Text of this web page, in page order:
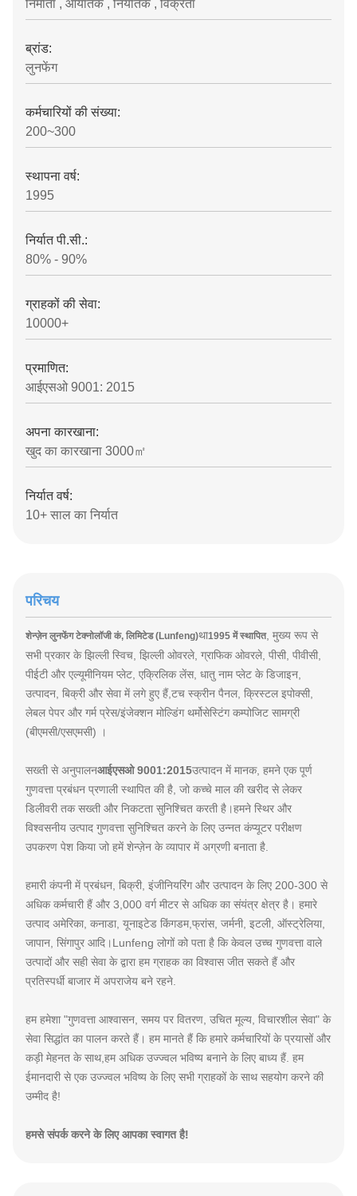
निर्माता , आयातक , निर्यातक , विक्रेता
ब्रांड:
लुनफेंग
कर्मचारियों की संख्या:
200~300
स्थापना वर्ष:
1995
निर्यात पी.सी.:
80% - 90%
ग्राहकों की सेवा:
10000+
प्रमाणित:
आईएसओ 9001: 2015
अपना कारखाना:
खुद का कारखाना 3000㎡
निर्यात वर्ष:
10+ साल का निर्यात
परिचय
शेन्ज़ेन लुनफेंग टेक्नोलॉजी कं, लिमिटेड (Lunfeng)था1995 में स्थापित, मुख्य रूप से
सभी प्रकार के झिल्ली स्विच, झिल्ली ओवरले, ग्राफिक ओवरले, पीसी, पीवीसी,
पीईटी और एल्यूमीनियम प्लेट, एक्रिलिक लेंस, धातु नाम प्लेट के डिजाइन,
उत्पादन, बिक्री और सेवा में लगे हुए हैं,टच स्क्रीन पैनल, क्रिस्टल इपोक्सी,
लेबल पेपर और गर्म प्रेस/इंजेक्शन मोल्डिंग थर्मोसेस्टिंग कम्पोजिट सामग्री
(बीएमसी/एसएमसी) ।
सख्ती से अनुपालनआईएसओ 9001:2015उत्पादन में मानक, हमने एक पूर्ण
गुणवत्ता प्रबंधन प्रणाली स्थापित की है, जो कच्चे माल की खरीद से लेकर
डिलीवरी तक सख्ती और निकटता सुनिश्चित करती है।हमने स्थिर और
विश्वसनीय उत्पाद गुणवत्ता सुनिश्चित करने के लिए उन्नत कंप्यूटर परीक्षण
उपकरण पेश किया जो हमें शेन्ज़ेन के व्यापार में अग्रणी बनाता है.
हमारी कंपनी में प्रबंधन, बिक्री, इंजीनियरिंग और उत्पादन के लिए 200-300 से
अधिक कर्मचारी हैं और 3,000 वर्ग मीटर से अधिक का संयंत्र क्षेत्र है। हमारे
उत्पाद अमेरिका, कनाडा, यूनाइटेड किंगडम,फ्रांस, जर्मनी, इटली, ऑस्ट्रेलिया,
जापान, सिंगापुर आदि।Lunfeng लोगों को पता है कि केवल उच्च गुणवत्ता वाले
उत्पादों और सही सेवा के द्वारा हम ग्राहक का विश्वास जीत सकते हैं और
प्रतिस्पर्धी बाजार में अपराजेय बने रहने.
हम हमेशा "गुणवत्ता आश्वासन, समय पर वितरण, उचित मूल्य, विचारशील सेवा" के
सेवा सिद्धांत का पालन करते हैं। हम मानते हैं कि हमारे कर्मचारियों के प्रयासों और
कड़ी मेहनत के साथ,हम अधिक उज्ज्वल भविष्य बनाने के लिए बाध्य हैं. हम
ईमानदारी से एक उज्ज्वल भविष्य के लिए सभी ग्राहकों के साथ सहयोग करने की
उम्मीद है!
हमसे संपर्क करने के लिए आपका स्वागत है!